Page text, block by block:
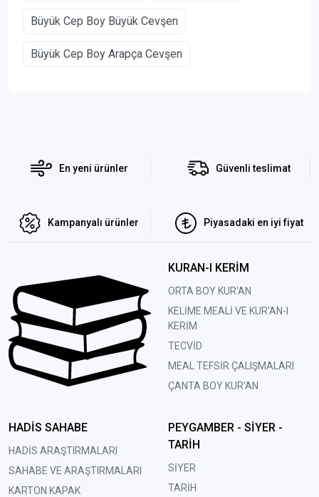
Büyük Cep Boy Büyük Cevşen
Büyük Cep Boy Arapça Cevşen
En yeni ürünler Güvenli teslimat
Kampanyalı ürünler Piyasadaki en iyi fiyat
KURAN-I KERİM
ORTA BOY KUR'AN
KELİME MEALİ VE KUR'AN-I
KERİM
TECVİD
MEAL TEFSİR ÇALIŞMALARI
ÇANTA BOY KUR'AN
HADİS SAHABE
HADİS ARAŞTIRMALARI
SAHABE VE ARAŞTIRMALARI
KARTON KAPAK
PEYGAMBER - SİYER -
TARİH
SİYER
TARİH